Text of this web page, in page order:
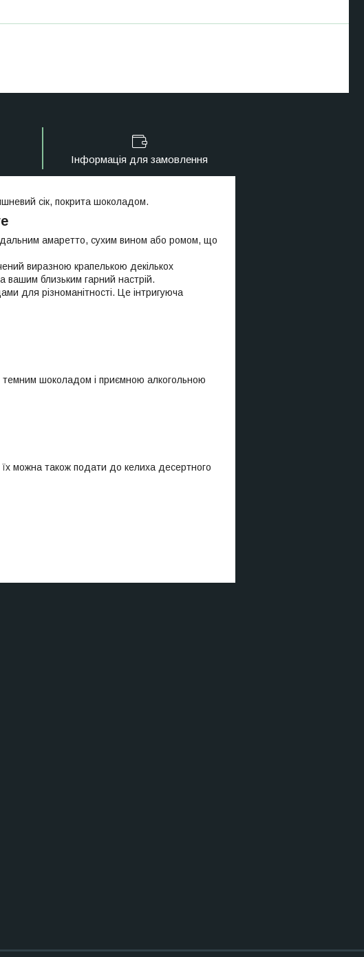
Інформація для замовлення
сік, покрита шоколадом.
амаретто, сухим вином або ромом, що
виразною крапелькою декількох
вашим близьким гарний настрій.
для різноманітності. Це інтригуюча
темним шоколадом і приємною алкогольною
можна також подати до келиха десертного